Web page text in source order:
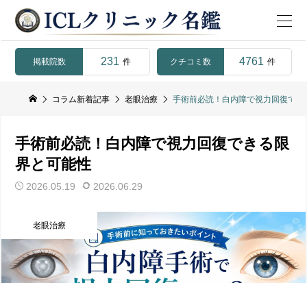
掲載院数 231 件 クチコミ数 4761 件
コラム新着記事 老眼治療 手術前必読！白内障で視力回復で
手術前必読！白内障で視力回復できる限
界と可能性
2026.05.19 2026.06.29
老眼治療